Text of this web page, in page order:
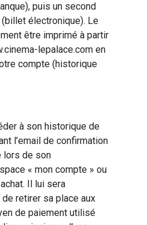
puis un second
électronique). Le
être imprimé à partir
lepalace.com en
compte (historique
à son historique de
l’email de confirmation
lors de son
« mon compte » ou
Il lui sera
retirer sa place aux
de paiement utilisé